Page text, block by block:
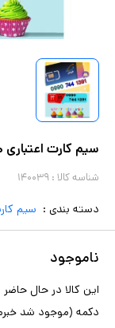
سیم کارت اعتباری همراه اول
شناسه کالا : ۱۴۰۰۳۹
دسته بندی : سیم
ناموجود
این کالا در حال
دکمه (موجود شد